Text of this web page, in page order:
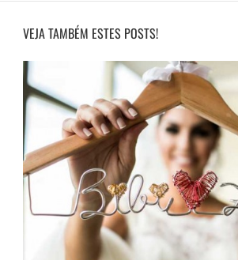
VEJA TAMBÉM ESTES POSTS!